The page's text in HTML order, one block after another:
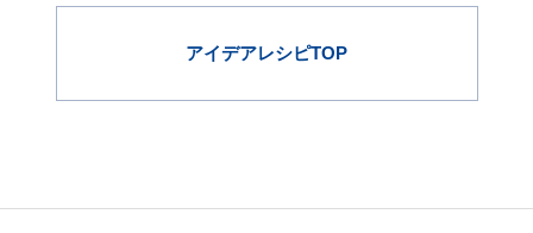
アイデアレシピTOP